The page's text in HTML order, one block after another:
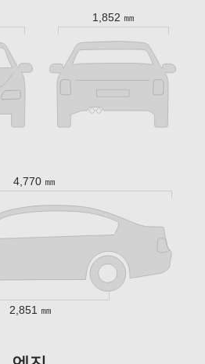
1,852 ㎜
4,770 ㎜
2,851 ㎜